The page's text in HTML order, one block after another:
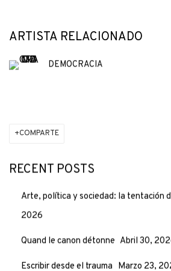
ARTISTA RELACIONADO
DEMOCRACIA
COMPARTE
RECENT POSTS
Arte, política y sociedad: la tentación
2026
Quand le canon détonne Abril 30,
Escribir desde el trauma Marzo 23,